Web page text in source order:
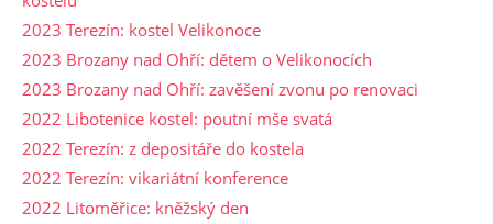
2023 Terezín: kostel Velikonoce
2023 Brozany nad Ohří: dětem o Velikonocích
2023 Brozany nad Ohří: zavěšení zvonu po renovaci
2022 Libotenice kostel: poutní mše svatá
2022 Terezín: z depositáře do kostela
2022 Terezín: vikariátní konference
2022 Litoměřice: kněžský den